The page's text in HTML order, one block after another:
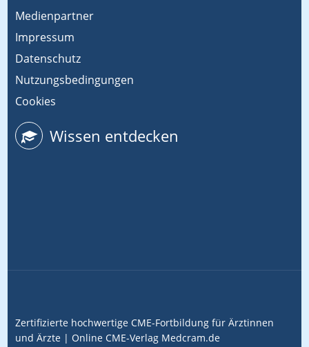
Medienpartner
Impressum
Datenschutz
Nutzungsbedingungen
Cookies
Wissen entdecken
Zertifizierte hochwertige CME-Fortbildung für Ärztinnen
und Ärzte | Online CME-VerlagMedcram.de